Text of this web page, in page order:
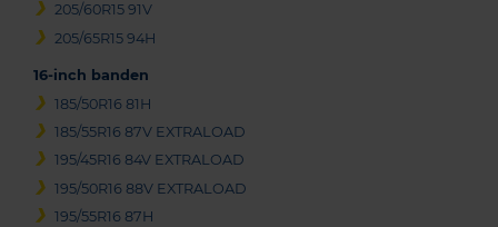
205/60R15 91V
205/65R15 94H
16-inch banden
185/50R16 81H
185/55R16 87V EXTRALOAD
195/45R16 84V EXTRALOAD
195/50R16 88V EXTRALOAD
195/55R16 87H